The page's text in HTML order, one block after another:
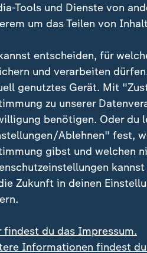
Vorgang, den
von Richterinnen
voran der
sei auch sein Vorschlag
Eklat im Bundestag
Tools und Dienste von
um das Teilen von
entscheiden, für
und verarbeiten
genutztes Gerät. Mit
zu unserer
benötigen. Oder du
Ablehnen" fest,
gibst und welchen
Zukunft in deinen
findest du das Impressum.
Informationen findest